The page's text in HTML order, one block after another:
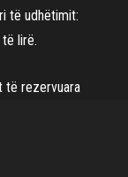
të udhëtimit:
lirë.
të rezervuara